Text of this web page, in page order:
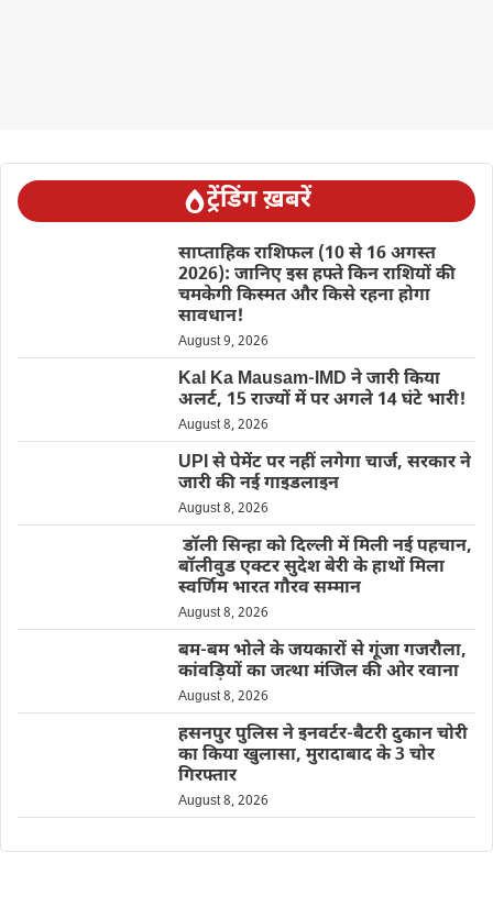
ट्रेंडिंग ख़बरें
साप्ताहिक राशिफल (10 से 16 अगस्त
2026): जानिए इस हफ्ते किन राशियों की
चमकेगी किस्मत और किसे रहना होगा
सावधान!
August 9, 2026
Kal Ka Mausam-IMD ने जारी किया
अलर्ट, 15 राज्यों में पर अगले 14 घंटे भारी!
August 8, 2026
UPI से पेमेंट पर नहीं लगेगा चार्ज, सरकार ने
जारी की नई गाइडलाइन
August 8, 2026
डॉली सिन्हा को दिल्ली में मिली नई पहचान,
बॉलीवुड एक्टर सुदेश बेरी के हाथों मिला
स्वर्णिम भारत गौरव सम्मान
August 8, 2026
बम-बम भोले के जयकारों से गूंजा गजरौला,
कांवड़ियों का जत्था मंजिल की ओर रवाना
August 8, 2026
हसनपुर पुलिस ने इनवर्टर-बैटरी दुकान चोरी
का किया खुलासा, मुरादाबाद के 3 चोर
गिरफ्तार
August 8, 2026